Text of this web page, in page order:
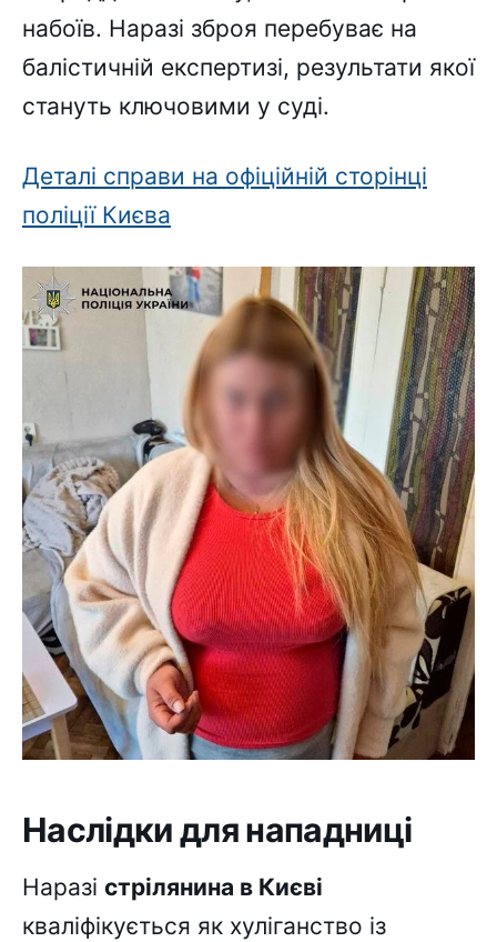
набоїв. Наразі зброя перебуває на
балістичній експертизі, результати якої
стануть ключовими у суді.
Деталі справи на офіційній сторінці
поліції Києва
Наслідки для нападниці
Наразі стрілянина в Києві
кваліфікується як хуліганство із